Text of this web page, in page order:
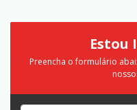
Estou
Preencha o formulário